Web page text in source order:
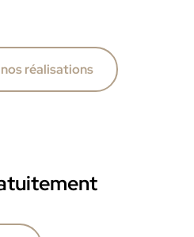
réalisations